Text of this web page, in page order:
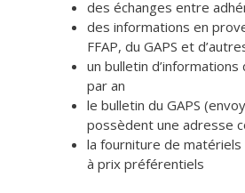
des échanges entre
des informations en
FFAP, du GAPS et
un bulletin
par an
le bulletin du GAPS
possèdent une adresse
la fourniture de
à prix préférentiels